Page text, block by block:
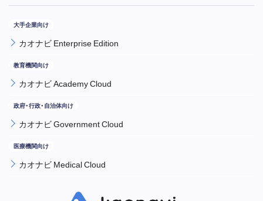
カオナビ Enterprise Edition
カオナビ Academy Cloud
カオナビ Government Cloud
カオナビ Medical Cloud